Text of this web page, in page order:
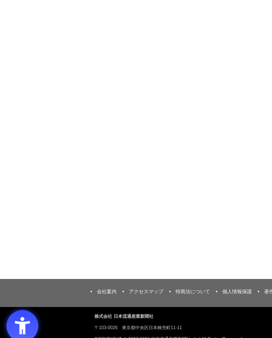
会社案内 アクセスマップ 特商法について 個人情報保護 著
株式会社 日本流通産業新聞社
〒103‐0026 東京都中央区日本橋兜町11-11